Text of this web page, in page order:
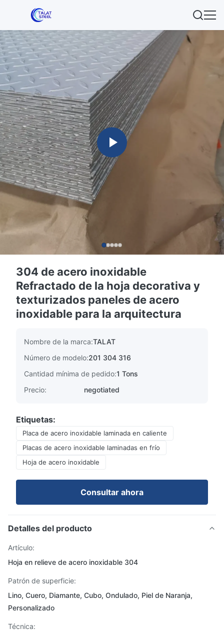
304 de acero inoxidable
Refractado de la hoja decorativa y
texturizados paneles de acero
inoxidable para la arquitectura
Nombre de la marca:TALAT
Número de modelo:201 304 316
Cantidad mínima de pedido:1 Tons
Precio:
negotiated
Etiquetas:
Placa de acero inoxidable laminada en caliente
Placas de acero inoxidable laminadas en frío
Hoja de acero inoxidable
Consultar ahora
Detalles del producto
Artículo:
Hoja en relieve de acero inoxidable 304
Patrón de superficie:
Lino, Cuero, Diamante, Cubo, Ondulado, Piel de Naranja,
Personalizado
Técnica: